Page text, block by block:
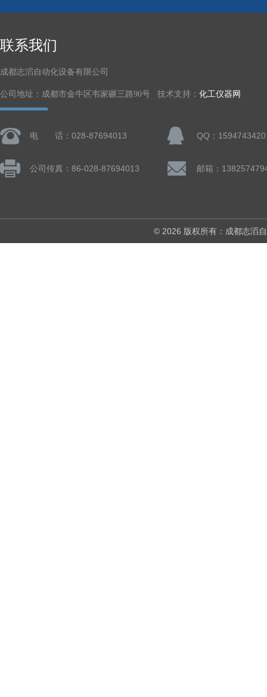
联系我们
成都志滔自动化设备有限公司
公司地址：成都市金牛区韦家碾三路90号 技术支持： 化工仪器网
电 话：028-87694013 QQ：1594743420
公司传真：86-028-87694013
© 2026 版权所有：成都志滔